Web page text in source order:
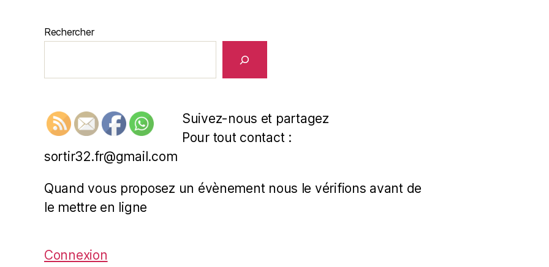
Rechercher
Suivez-nous et partagez
Pour tout contact :
sortir32.fr@gmail.com
Quand vous proposez un évènement nous le vérifions avant de
le mettre en ligne
Connexion